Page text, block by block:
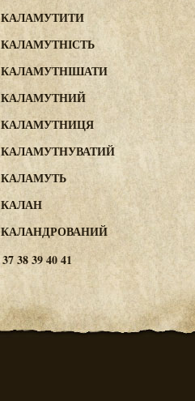
КАЛАМУТИТИ
КАЛАМУТНІСТЬ
КАЛАМУТНІШАТИ
КАЛАМУТНИЙ
КАЛАМУТНИЦЯ
КАЛАМУТНУВАТИЙ
КАЛАМУТЬ
КАЛАН
КАЛАНДРОВАНИЙ
3738394041